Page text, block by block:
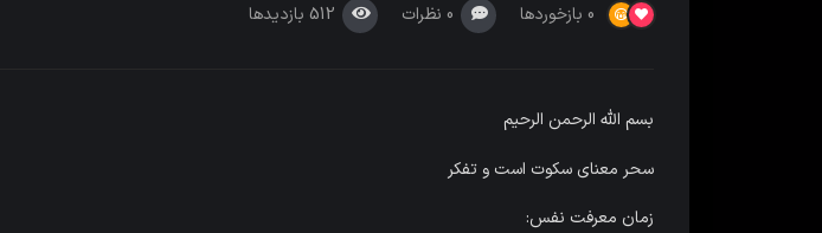
0 بازخوردها 0 نظرات 512 بازدیدها
بسم الله الرحمن الرحیم
سحر معنای سکوت است و تفکر
زمان معرفت نفس: